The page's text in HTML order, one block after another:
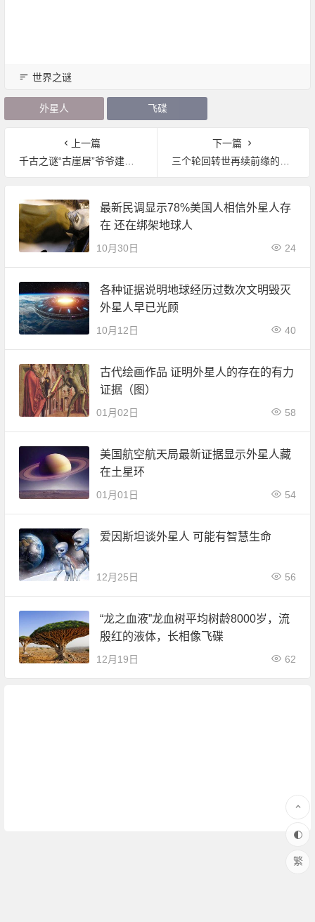
世界之谜
外星人 飞碟
上一篇
千古之谜“古崖居”爷爷建房孙子住
下一篇
三个轮回转世再续前缘的故事 其实一个还是大名人
最新民调显示78%美国人相信外星人存
在 还在绑架地球人
10月30日 24
各种证据说明地球经历过数次文明毁灭
外星人早已光顾
10月12日 40
古代绘画作品 证明外星人的存在的有力
证据（图）
01月02日 58
美国航空航天局最新证据显示外星人藏
在土星环
01月01日 54
爱因斯坦谈外星人 可能有智慧生命
12月25日 56
“龙之血液”龙血树平均树龄8000岁，流
殷红的液体，长相像飞碟
12月19日 62
繁